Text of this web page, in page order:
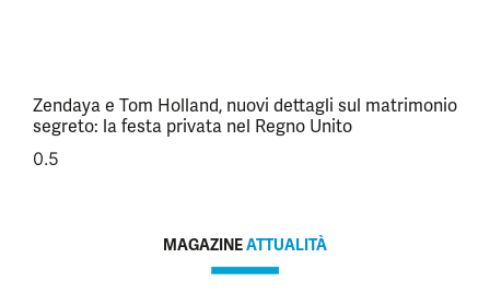
Zendaya e Tom Holland, nuovi dettagli sul matrimonio
segreto: la festa privata nel Regno Unito
MAGAZINEATTUALITÀ